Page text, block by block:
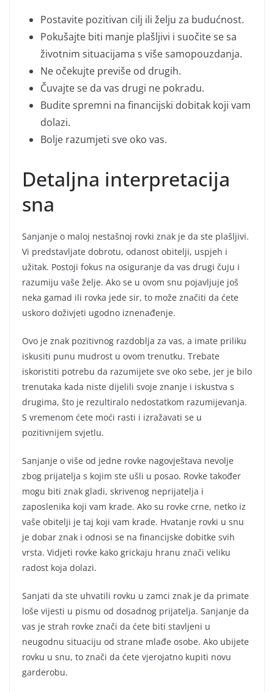
Postavite pozitivan cilj ili želju za budućnost.
Pokušajte biti manje plašljivi i suočite se sa
životnim situacijama s više samopouzdanja.
Ne očekujte previše od drugih.
Čuvajte se da vas drugi ne pokradu.
Budite spremni na financijski dobitak koji vam
dolazi.
Bolje razumjeti sve oko vas.
Detaljna interpretacija
sna
Sanjanje o maloj nestašnoj rovki znak je da ste plašljivi.
Vi predstavljate dobrotu, odanost obitelji, uspjeh i
užitak. Postoji fokus na osiguranje da vas drugi čuju i
razumiju vaše želje. Ako se u ovom snu pojavljuje još
neka gamad ili rovka jede sir, to može značiti da ćete
uskoro doživjeti ugodno iznenađenje.
Ovo je znak pozitivnog razdoblja za vas, a imate priliku
iskusiti punu mudrost u ovom trenutku. Trebate
iskoristiti potrebu da razumijete sve oko sebe, jer je bilo
trenutaka kada niste dijelili svoje znanje i iskustva s
drugima, što je rezultiralo nedostatkom razumijevanja.
S vremenom ćete moći rasti i izražavati se u
pozitivnijem svjetlu.
Sanjanje o više od jedne rovke nagovještava nevolje
zbog prijatelja s kojim ste ušli u posao. Rovke također
mogu biti znak gladi, skrivenog neprijatelja i
zaposlenika koji vam krade. Ako su rovke crne, netko iz
vaše obitelji je taj koji vam krade. Hvatanje rovki u snu
je dobar znak i odnosi se na financijske dobitke svih
vrsta. Vidjeti rovke kako grickaju hranu znači veliku
radost koja dolazi.
Sanjati da ste uhvatili rovku u zamci znak je da primate
loše vijesti u pismu od dosadnog prijatelja. Sanjanje da
vas je strah rovke znači da ćete biti stavljeni u
neugodnu situaciju od strane mlađe osobe. Ako ubijete
rovku u snu, to znači da ćete vjerojatno kupiti novu
garderobu.